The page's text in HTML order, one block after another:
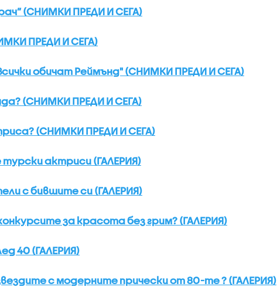
(СНИМКИ ПРЕДИ И СЕГА)
ПРЕДИ И СЕГА)
обичат Реймънд" (СНИМКИ ПРЕДИ И СЕГА)
(СНИМКИ ПРЕДИ И СЕГА)
(СНИМКИ ПРЕДИ И СЕГА)
актриси (ГАЛЕРИЯ)
с бившите си (ГАЛЕРИЯ)
за красота без грим? (ГАЛЕРИЯ)
40 (ГАЛЕРИЯ)
с модерните прически от 80-те ? (ГАЛЕРИЯ)